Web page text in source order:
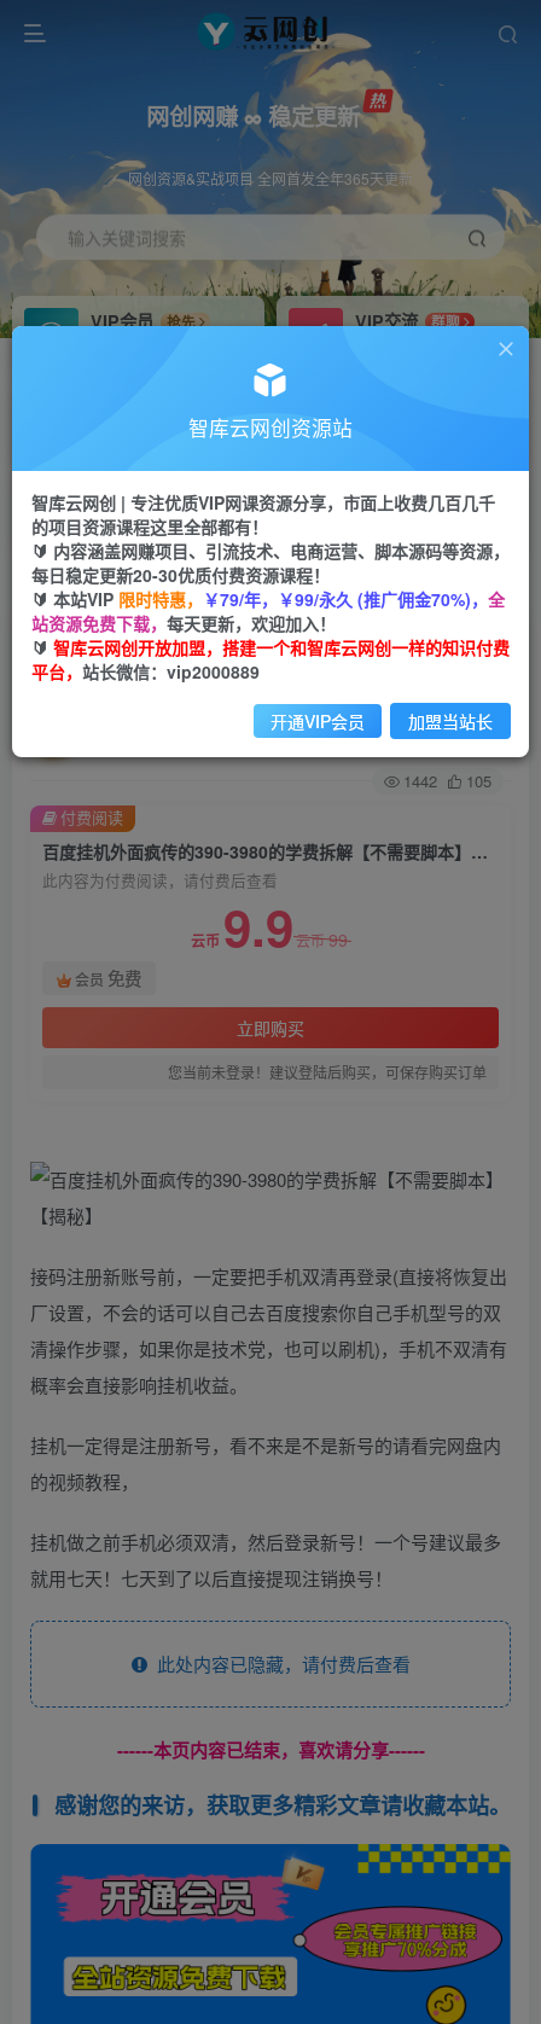
网创网赚 ∞ 稳定更新
网创资源&实战项目 全网首发全年365天更新
输入关键词搜索
VIP会员
抢先
VIP交流
群聊
研究探讨更多创业项目路子。
会员专属推广链接
网赚网创 项目
365天稳定跟新
APP下载
GO
首页 创业课程 会员免费 正文
百度挂机外面疯传的390-3980的学费拆解【不需
要脚本】【揭秘】
关注 私信
1442 105
百度挂机外面疯传的390-3980的学费拆解【不需要脚本】【揭秘】
此内容为付费阅读，请付费后查看
云币 9.9云币99
会员 免费
立即购买
您当前未登录！建议登陆后购买，可保存购买订单
付费阅读
接码注册新账号前，一定要把手机双清再登录(直接将恢复出
厂设置，不会的话可以自己去百度搜索你自己手机型号的双
清操作步骤，如果你是技术党，也可以刷机)，手机不双清有
概率会直接影响挂机收益。
挂机一定得是注册新号，看不来是不是新号的请看完网盘内
的视频教程，
挂机做之前手机必须双清，然后登录新号！一个号建议最多
就用七天！七天到了以后直接提现注销换号！
此处内容已隐藏，请付费后查看
------本页内容已结束，喜欢请分享------
感谢您的来访，获取更多精彩文章请收藏本站。
智库云网创资源站
智库云网创 | 专注优质VIP网课资源分享，市面上收费几百几千
的项目资源课程这里全部都有！
🔰 内容涵盖网赚项目、引流技术、电商运营、脚本源码等资源，
每日稳定更新20-30优质付费资源课程！
🔰 本站VIP 限时特惠， ￥79/年，￥99/永久 (推广佣金70%)， 全
站资源免费下载， 每天更新，欢迎加入！
🔰 智库云网创开放加盟，搭建一个和智库云网创一样的知识付费
平台， 站长微信：vip2000889
开通VIP会员 加盟当站长